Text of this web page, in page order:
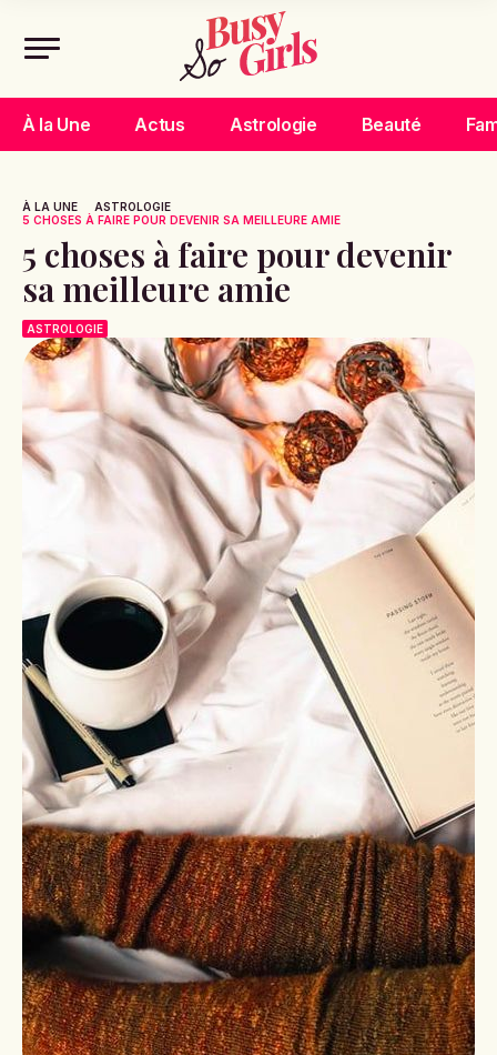
À la Une Actus Astrologie Beauté
À LA UNE
ASTROLOGIE
5 CHOSES À FAIRE POUR DEVENIR SA MEILLEURE AMIE
5 choses à faire pour devenir
sa meilleure amie
ASTROLOGIE